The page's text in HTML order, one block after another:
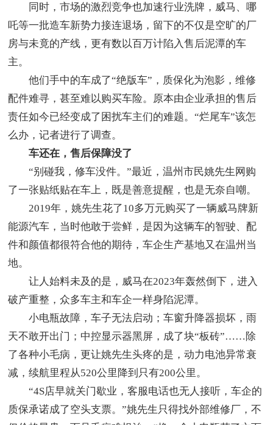
同时，市场的激烈竞争也加速行业洗牌，威马、哪
吒等一批造车新势力接连退场，留下的不仅是空旷的厂
房与未竟的产线，更有数以百万计陷入售后泥潭的车
主。
他们手中的车成了“绝版车”，质保化为泡影，维修
配件难寻，甚至难以购买车险。原本由企业承担的售后
责任如今已经变成了困扰车主们的难题。“烂尾车”该怎
么办，记者进行了调查。
车还在，售后保障没了
“别碰我，修车没件。”最近，温州市民姚先生网购
了一张贴纸贴在车上，既是善意提醒，也是无奈自嘲。
2019年，姚先生花了10多万元购买了一辆威马牌新
能源汽车，当时他敢于尝鲜，是因为这辆车的智驶、配
件和颜值都很符合他的期待，车企生产基地又在温州当
地。
让人始料未及的是，威马在2023年轰然倒下，进入
破产重整，众多车主和车企一样身陷泥潭。
小电瓶故障，车子无法启动；车窗升降器损坏，雨
天不敢开出门；中控显示器黑屏，成了块“板砖”……除
了各种小毛病，更让姚先生头疼的是，动力电池异常衰
减，续航里程从520公里降到只有200公里。
“4S店早就关门歇业，客服电话也无人接听，车企的
质保承诺成了空头支票。”姚先生只得找外部维修厂，不